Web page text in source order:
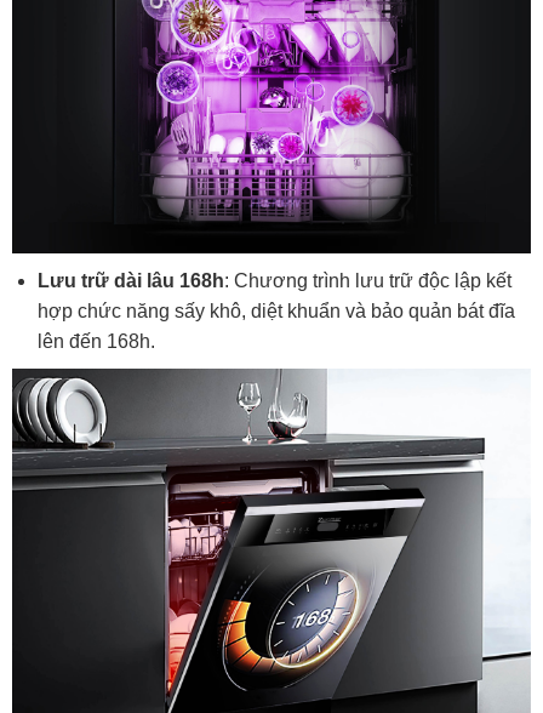
Lưu trữ dài lâu 168h: Chương trình lưu trữ độc lập kết
hợp chức năng sấy khô, diệt khuẩn và bảo quản bát đĩa
lên đến 168h.